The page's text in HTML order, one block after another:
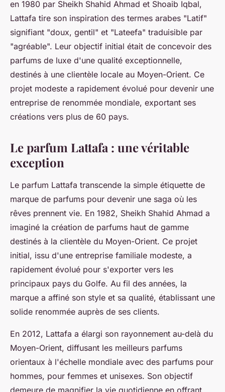
en 1980 par Sheikh Shahid Ahmad et Shoaib Iqbal,
Lattafa tire son inspiration des termes arabes "Latif"
signifiant "doux, gentil" et "Lateefa" traduisible par
"agréable". Leur objectif initial était de concevoir des
parfums de luxe d'une qualité exceptionnelle,
destinés à une clientèle locale au Moyen-Orient. Ce
projet modeste a rapidement évolué pour devenir une
entreprise de renommée mondiale, exportant ses
créations vers plus de 60 pays.
Le parfum Lattafa : une véritable
exception
Le parfum Lattafa transcende la simple étiquette de
marque de parfums pour devenir une saga où les
rêves prennent vie. En 1982, Sheikh Shahid Ahmad a
imaginé la création de parfums haut de gamme
destinés à la clientèle du Moyen-Orient. Ce projet
initial, issu d'une entreprise familiale modeste, a
rapidement évolué pour s'exporter vers les
principaux pays du Golfe. Au fil des années, la
marque a affiné son style et sa qualité, établissant une
solide renommée auprès de ses clients.
En 2012, Lattafa a élargi son rayonnement au-delà du
Moyen-Orient, diffusant les meilleurs parfums
orientaux à l'échelle mondiale avec des parfums pour
hommes, pour femmes et unisexes. Son objectif
demeure de magnifier la vie quotidienne en offrant